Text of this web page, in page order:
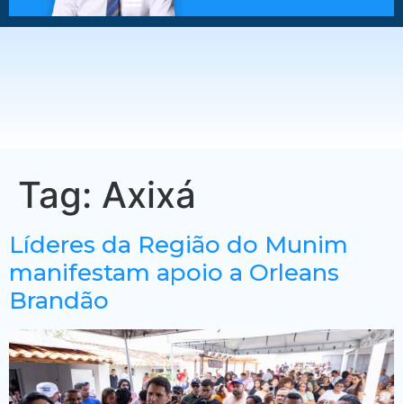
Tag: Axixá
Líderes da Região do Munim
manifestam apoio a Orleans
Brandão